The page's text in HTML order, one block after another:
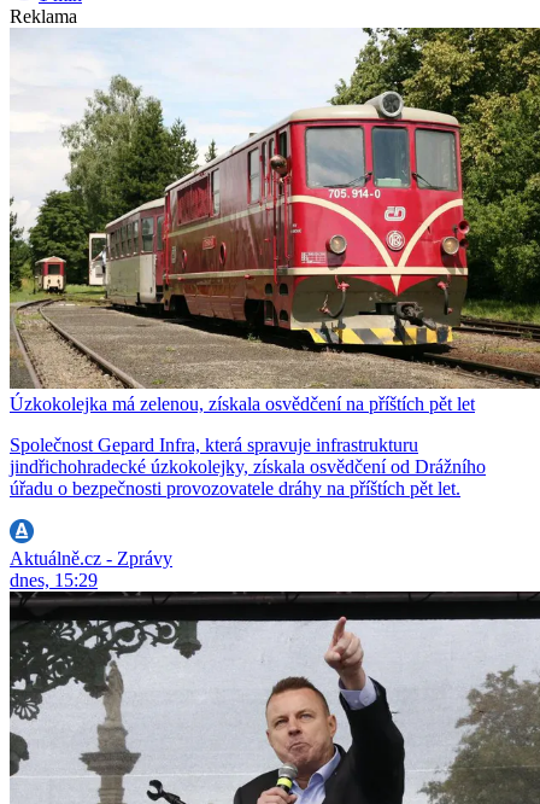
Reklama
Úzkokolejka má zelenou, získala osvědčení na příštích pět let
Společnost Gepard Infra, která spravuje infrastrukturu
jindřichohradecké úzkokolejky, získala osvědčení od Drážního
úřadu o bezpečnosti provozovatele dráhy na příštích pět let.
Aktuálně.cz - Zprávy
dnes, 15:29